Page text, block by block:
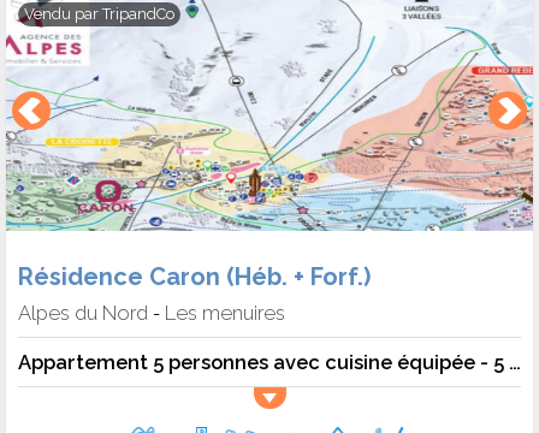
Vendu parTripandCo
Résidence Caron (Héb. + Forf.)
Alpes du Nord - Les menuires
Appartement 5 personnes avec cuisine équipée - 5 pers. - 40m2 - TV - Animaux admis